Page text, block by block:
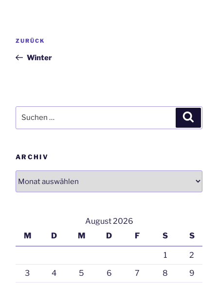
Vorheriger
ZURÜCK
Winter
nach:
ARCHIV
August 2026
M
D M D F S S
1
2
3
4 5 6 7 8 9